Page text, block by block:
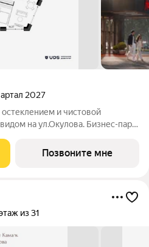
2027
и чистовой
на ул.Окулова. Бизнес-парк
«ГОГОЛЬ» объединяет в себе
Позвоните мне
из 31